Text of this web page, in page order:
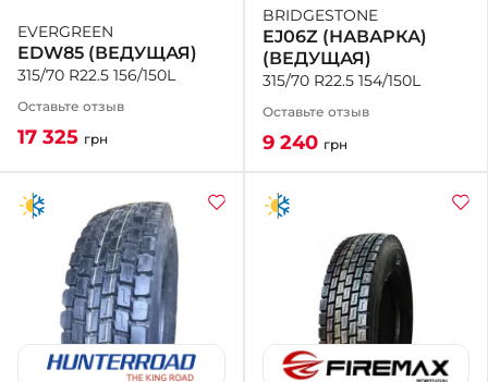
- Щепкина
+38 (099)-643-33-77
- Тополь
+38 (068)-923-74-19
- Калиновая
EVERGREEN
EDW85 (ВЕДУЩАЯ)
315/70 R22.5 156/150L
Оставьте отзыв
17 325 грн
BRIDGESTONE
EJ06Z (НАВАРКА)
(ВЕДУЩАЯ)
315/70 R22.5 154/150L
Оставьте отзыв
9 240 грн